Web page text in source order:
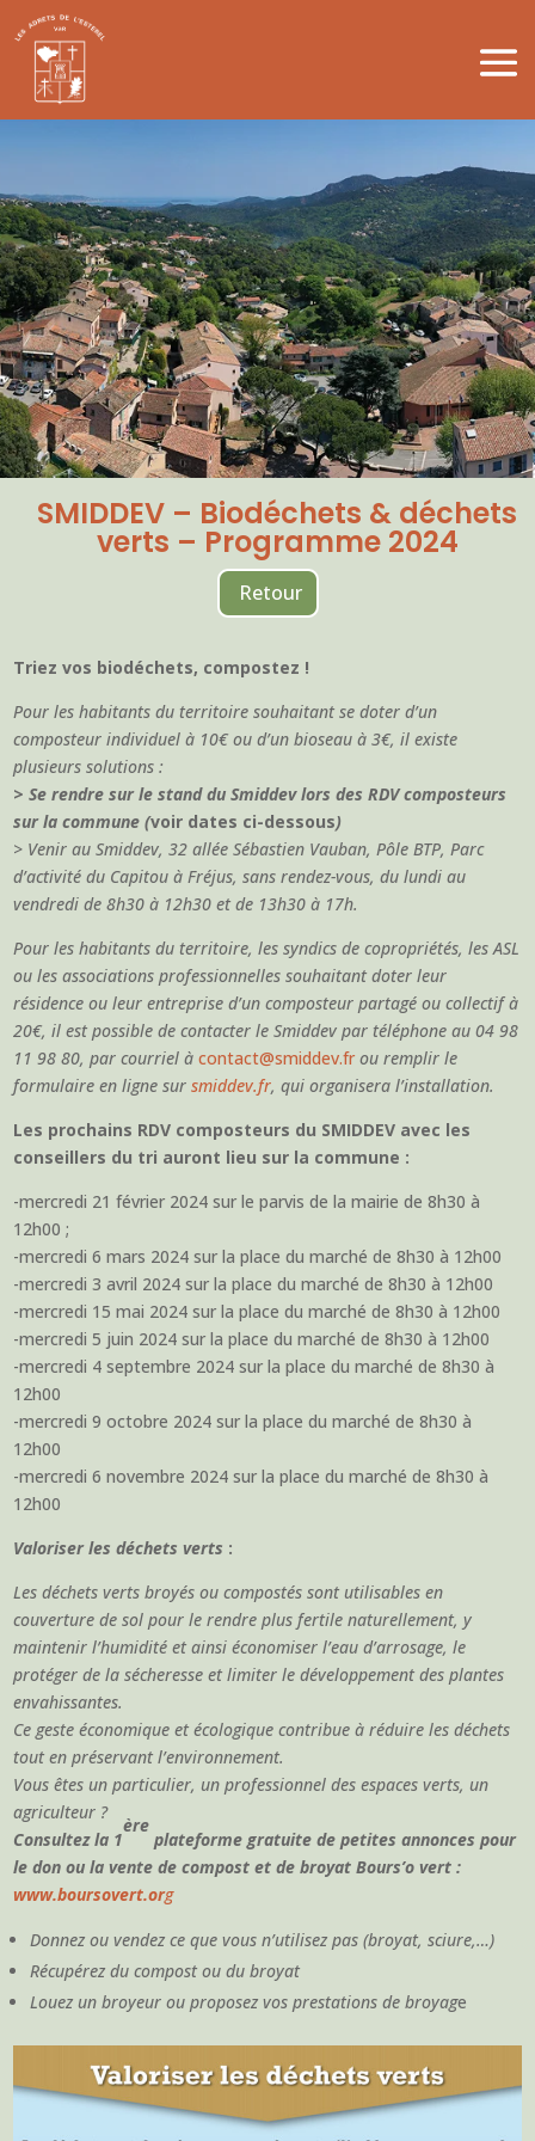
Retour
SMIDDEV – Biodéchets & déchets
verts – Programme 2024
Triez vos biodéchets, compostez !
Pour les habitants du territoire souhaitant se doter d’un
composteur individuel à 10€ ou d’un bioseau à 3€, il existe
plusieurs solutions :
>Se rendre sur le stand du Smiddev lors des RDV composteurs
sur la commune (voir dates ci-dessous)
> Venir au Smiddev, 32 allée Sébastien Vauban, Pôle BTP, Parc
d’activité du Capitou à Fréjus, sans rendez-vous, du lundi au
vendredi de 8h30 à 12h30 et de 13h30 à 17h.
Pour les habitants du territoire, les syndics de copropriétés, les ASL
ou les associations professionnelles souhaitant doter leur
résidence ou leur entreprise d’un composteur partagé ou collectif à
20€, il est possible de contacter le Smiddev par téléphone au 04 98
11 98 80, par courriel àcontact@smiddev.fr ou remplir le
formulaire en ligne sursmiddev.fr, qui organisera l’installation.
Les prochains RDV composteurs du SMIDDEV avec les
conseillers du tri auront lieu sur la commune :
-mercredi 21 février 2024 sur le parvis de la mairie de 8h30 à
12h00 ;
-mercredi 6 mars 2024 sur la place du marché de 8h30 à 12h00
-mercredi 3 avril 2024 sur la place du marché de 8h30 à 12h00
-mercredi 15 mai 2024 sur la place du marché de 8h30 à 12h00
-mercredi 5 juin 2024 sur la place du marché de 8h30 à 12h00
-mercredi 4 septembre 2024 sur la place du marché de 8h30 à
12h00
-mercredi 9 octobre 2024 sur la place du marché de 8h30 à
12h00
-mercredi 6 novembre 2024 sur la place du marché de 8h30 à
12h00
Valoriser les déchets verts :
Les déchets verts broyés ou compostés sont utilisables en
couverture de sol pour le rendre plus fertile naturellement, y
maintenir l’humidité et ainsi économiser l’eau d’arrosage, le
protéger de la sécheresse et limiter le développement des plantes
envahissantes.
Ce geste économique et écologique contribue à réduire les déchets
tout en préservant l’environnement.
Vous êtes un particulier, un professionnel des espaces verts, un
agriculteur ?
Consultez la 1
ère
plateforme gratuite de petites annonces pour
le don ou la vente de compost et de broyat Bours’o vert :
www.boursovert.org
Donnez ou vendez ce que vous n’utilisez pas (broyat, sciure,…)
Récupérez du compost ou du broyat
Louez un broyeur ou proposez vos prestations de broyage